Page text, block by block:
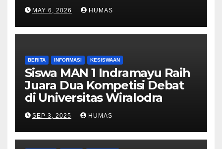
MAY 6, 2026 HUMAS
BERITA INFORMASI KESISWAAN
Siswa MAN 1 Indramayu Raih
Juara Dua Kompetisi Debat
di Universitas Wiralodra
SEP 3, 2025 HUMAS